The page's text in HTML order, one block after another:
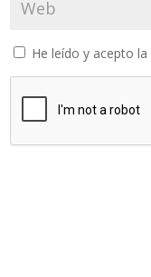
He leído y acepto la